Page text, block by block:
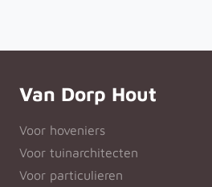
Van Dorp Hout
Voor hoveniers
Voor tuinarchitecten
Voor particulieren